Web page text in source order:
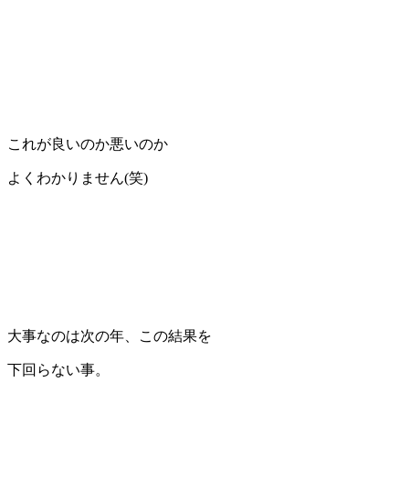
これが良いのか悪いのか
よくわかりません(笑)
大事なのは次の年、この結果を
下回らない事。